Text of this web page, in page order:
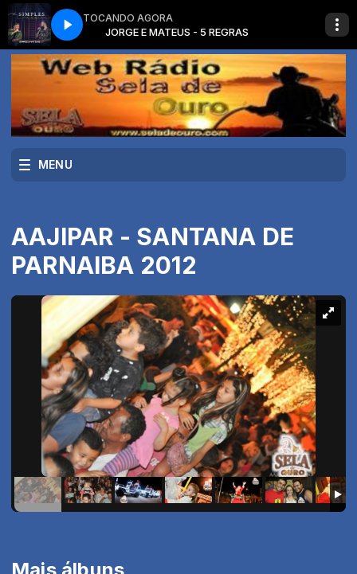
TOCANDO AGORA
JORGE E MATEUS - 5 REGRAS
MENU
AAJIPAR - SANTANA DE
PARNAIBA 2012